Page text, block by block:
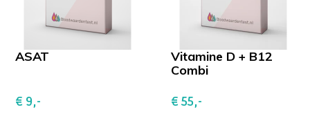
ASAT
€ 9,-
Vitamine D + B12
Combi
€ 55,-